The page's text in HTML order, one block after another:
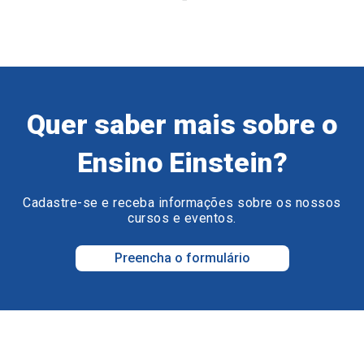
Quer saber mais sobre o
Ensino Einstein?
Cadastre-se e receba informações sobre os nossos
cursos e eventos.
Preencha o formulário